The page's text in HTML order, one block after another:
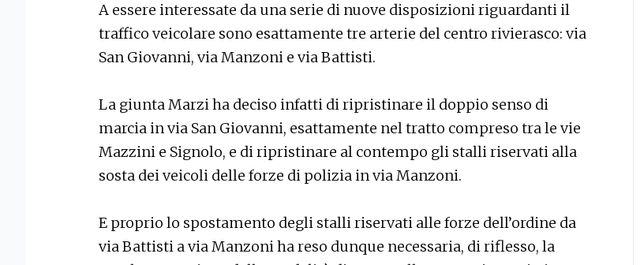
A essere interessate da una serie di nuove disposizioni riguardanti il
traffico veicolare sono esattamente tre arterie del centro rivierasco: via
San Giovanni, via Manzoni e via Battisti.
La giunta Marzi ha deciso infatti di ripristinare il doppio senso di
marcia in via San Giovanni, esattamente nel tratto compreso tra le vie
Mazzini e Signolo, e di ripristinare al contempo gli stalli riservati alla
sosta dei veicoli delle forze di polizia in via Manzoni.
E proprio lo spostamento degli stalli riservati alle forze dell’ordine da
via Battisti a via Manzoni ha reso dunque necessaria, di riflesso, la